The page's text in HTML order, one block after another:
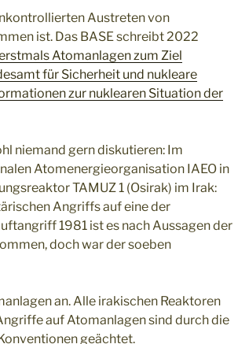
Austreten von
ist. Das BASE schreibt 2022
Atomanlagen zum Ziel
für Sicherheit und nukleare
zur nuklearen Situation der
niemand gern diskutieren: Im
Atomenergieorganisation IAEO in
TAMUZ 1 (Osirak) im Irak:
Angriffs auf eine der
1981 ist es nach Aussagen der
doch war der soeben
an. Alle irakischen Reaktoren
auf Atomanlagen sind durch die
geächtet.